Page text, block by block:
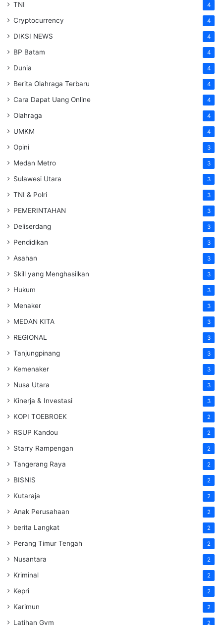
TNI 4
Cryptocurrency 4
DIKSI NEWS 4
BP Batam 4
Dunia 4
Berita Olahraga Terbaru 4
Cara Dapat Uang Online 4
Olahraga 4
UMKM 4
Opini 3
Medan Metro 3
Sulawesi Utara 3
TNI & Polri 3
PEMERINTAHAN 3
Deliserdang 3
Pendidikan 3
Asahan 3
Skill yang Menghasilkan 3
Hukum 3
Menaker 3
MEDAN KITA 3
REGIONAL 3
Tanjungpinang 3
Kemenaker 3
Nusa Utara 3
Kinerja & Investasi 3
KOPI TOEBROEK 2
RSUP Kandou 2
Starry Rampengan 2
Tangerang Raya 2
BISNIS 2
Kutaraja 2
Anak Perusahaan 2
berita Langkat 2
Perang Timur Tengah 2
Nusantara 2
Kriminal 2
Kepri 2
Karimun 2
Latihan Gym 2